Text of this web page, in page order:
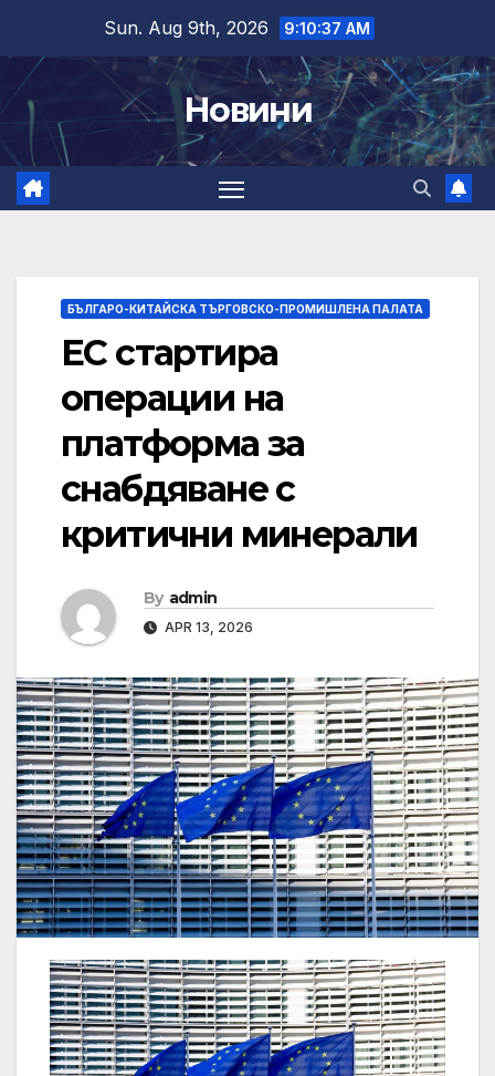
content
Sun. Aug 9th, 2026 9:10:38 AM
Новини
БЪЛГАРО-КИТАЙСКА ТЪРГОВСКО-ПРОМИШЛЕНА ПАЛАТА
ЕС стартира
операции на
платформа за
снабдяване с
критични минерали
By admin
APR 13, 2026